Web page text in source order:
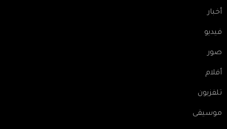
أخبار
فيديو
صور
أفلام
تلفزيون
موسيقى